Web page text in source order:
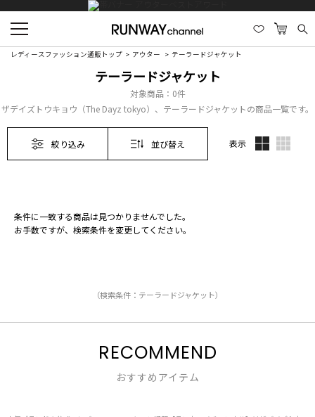
レディースファッション通販トップ アウター テーラードジャケット
テーラードジャケット
対象商品： 0件
ザデイズトウキョウ（The Dayz tokyo）、テーラードジャケットの商品一覧です。
絞り込み 並び替え 表示
条件に一致する商品は見つかりませんでした。
お手数ですが、検索条件を変更してください。
（検索条件：テーラードジャケット）
RECOMMEND
おすすめアイテム